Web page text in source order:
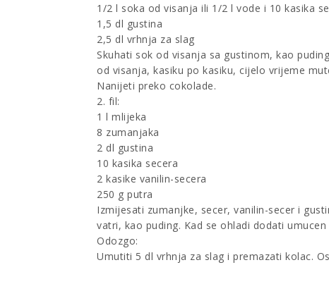
1/2 l soka od visanja ili 1/2 l vode i 10 kasika
1,5 dl gustina
2,5 dl vrhnja za slag
Skuhati sok od visanja sa gustinom, kao
od visanja, kasiku po kasiku, cijelo vrijeme
Nanijeti preko cokolade.
2. fil:
1 l mlijeka
8 zumanjaka
2 dl gustina
10 kasika secera
2 kasike vanilin-secera
250 g putra
Izmijesati zumanjke, secer, vanilin-secer i
vatri, kao puding. Kad se ohladi dodati
Odozgo:
Umutiti 5 dl vrhnja za slag i premazati kolac.